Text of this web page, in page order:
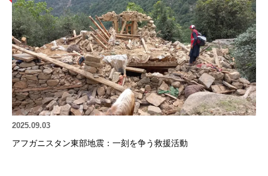
2025.09.03
アフガニスタン東部地震：一刻を争う救援活動